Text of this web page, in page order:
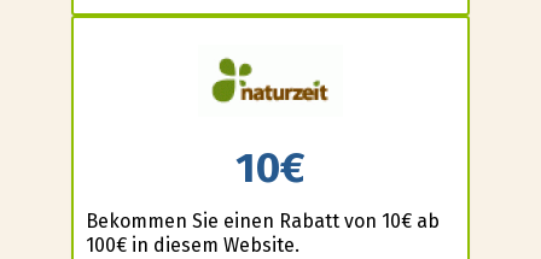
10€
Bekommen Sie einen Rabatt von 10€ ab
100€ in diesem Website.